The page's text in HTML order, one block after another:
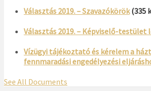
Választás 2019. – Szavazókörök (335
Választás 2019. – Képviselő-testület
Vízügyi tájékoztató és kérelem a
fennmaradási engedélyezési
See All Documents